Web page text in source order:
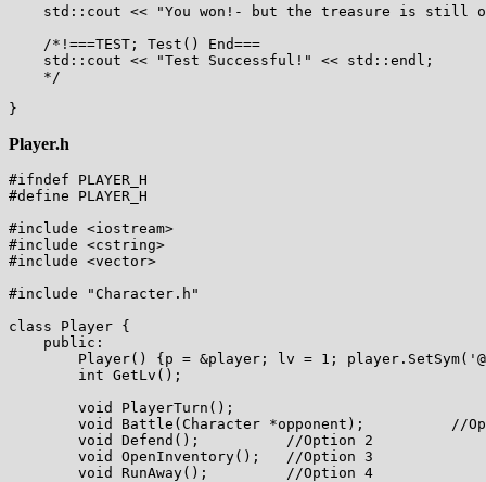
std::cout << "You won!- but the treasure is still
    /*!===TEST; Test() End===
    std::cout << "Test Successful!" << std::endl;
    */
Player.h
#ifndef PLAYER_H
#define PLAYER_H
#include <iostream>
#include <cstring>
#include <vector>
#include "Character.h"
class Player {
    public:
Player() {p = &player; lv = 1;
        int GetLv();
        void PlayerTurn();
void Battle(Character *opponent);          //
        void Defend();          //Option 2
        void OpenInventory();   //Option 3
        void RunAway();         //Option 4